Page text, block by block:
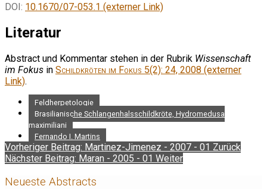
DOI: 10.1670/07-053.1 (externer Link)
Literatur
Abstract und Kommentar stehen in der Rubrik Wissenschaft
im Fokus in Schildkröten im Fokus 5(2): 24, 2008 (externer
Link).
Feldherpetologie
Brasilianische Schlangenhalsschildkröte, Hydromedusa
maximiliani
Fernando I. Martins
Vorheriger Beitrag: Martinez-Jimenez - 2007 - 01 Zurück
Nächster Beitrag: Maran - 2005 - 01 Weiter
Neueste Abstracts